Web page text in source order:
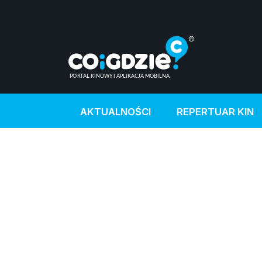
AKTUALNOŚCI REPERTUAR KIN